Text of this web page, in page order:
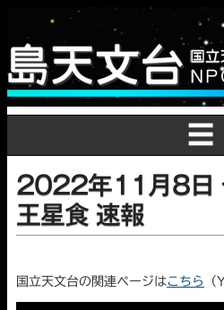
☰
2022年11月8日
王星食 速報
国立天文台の関連ページはこちら